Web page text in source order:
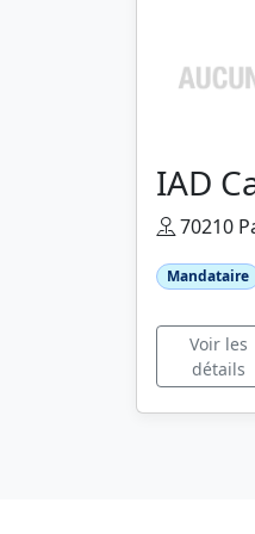
IAD
70210
Mandataire
Voir les
détails